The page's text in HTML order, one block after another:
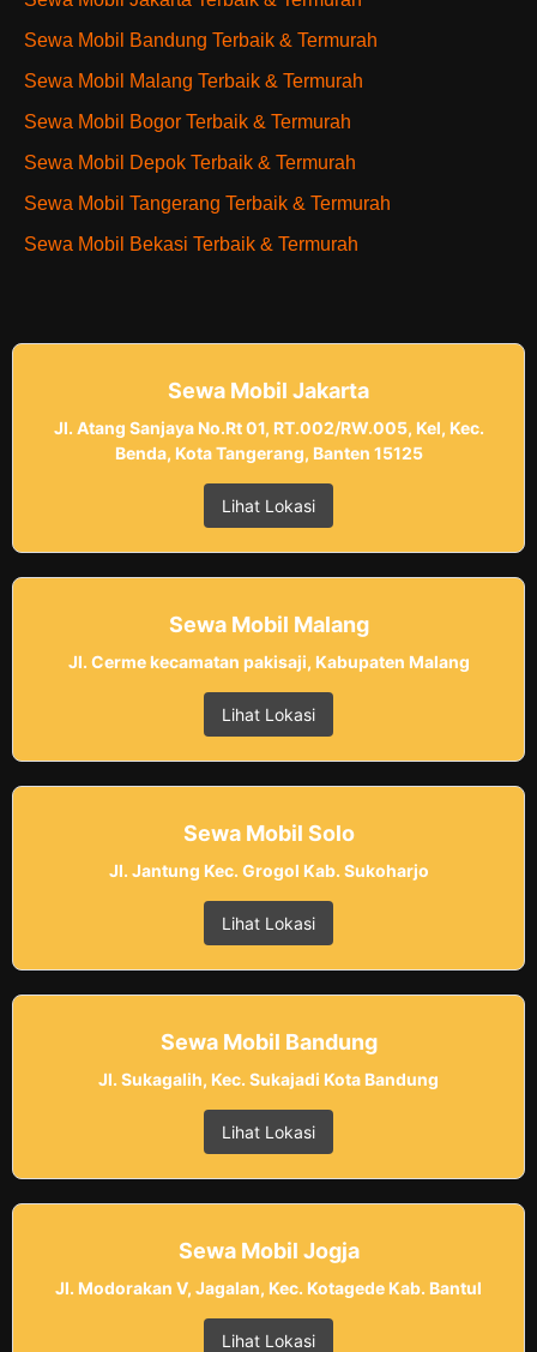
Sewa Mobil Bandung Terbaik & Termurah
Sewa Mobil Malang Terbaik & Termurah
Sewa Mobil Bogor Terbaik & Termurah
Sewa Mobil Depok Terbaik & Termurah
Sewa Mobil Tangerang Terbaik & Termurah
Sewa Mobil Bekasi Terbaik & Termurah
Sewa Mobil Jakarta
Jl. Atang Sanjaya No.Rt 01, RT.002/RW.005, Kel, Kec.
Benda, Kota Tangerang, Banten 15125
Lihat Lokasi
Sewa Mobil Malang
Jl. Cerme kecamatan pakisaji, Kabupaten Malang
Lihat Lokasi
Sewa Mobil Solo
Jl. Jantung Kec. Grogol Kab. Sukoharjo
Lihat Lokasi
Sewa Mobil Bandung
Jl. Sukagalih, Kec. Sukajadi Kota Bandung
Lihat Lokasi
Sewa Mobil Jogja
Jl. Modorakan V, Jagalan, Kec. Kotagede Kab. Bantul
Lihat Lokasi